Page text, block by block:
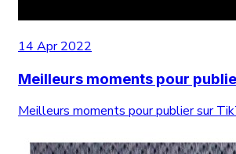
14 Apr 2022
Meilleurs moments pour
Meilleurs moments pour publier sur